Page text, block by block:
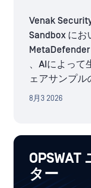
Venak
Sandbox にお
、AIによって
ェアサンプル
8月3 2026
ター